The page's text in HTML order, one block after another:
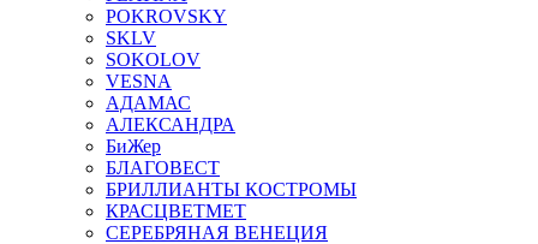
POKROVSKY
SKLV
SOKOLOV
VESNA
АДАМАС
АЛЕКСАНДРА
БиЖер
БЛАГОВЕСТ
БРИЛЛИАНТЫ КОСТРОМЫ
КРАСЦВЕТМЕТ
СЕРЕБРЯНАЯ ВЕНЕЦИЯ